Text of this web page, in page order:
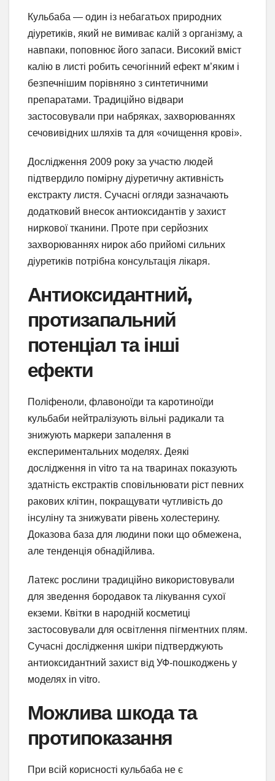
Кульбаба — один із небагатьох природних
діуретиків, який не вимиває калій з організму, а
навпаки, поповнює його запаси. Високий вміст
калію в листі робить сечогінний ефект м’яким і
безпечнішим порівняно з синтетичними
препаратами. Традиційно відвари
застосовували при набряках, захворюваннях
сечовивідних шляхів та для «очищення крові».
Дослідження 2009 року за участю людей
підтвердило помірну діуретичну активність
екстракту листя. Сучасні огляди зазначають
додатковий внесок антиоксидантів у захист
ниркової тканини. Проте при серйозних
захворюваннях нирок або прийомі сильних
діуретиків потрібна консультація лікаря.
Антиоксидантний,
протизапальний
потенціал та інші
ефекти
Поліфеноли, флавоноїди та каротиноїди
кульбаби нейтралізують вільні радикали та
знижують маркери запалення в
експериментальних моделях. Деякі
дослідження in vitro та на тваринах показують
здатність екстрактів сповільнювати ріст певних
ракових клітин, покращувати чутливість до
інсуліну та знижувати рівень холестерину.
Доказова база для людини поки що обмежена,
але тенденція обнадійлива.
Латекс рослини традиційно використовували
для зведення бородавок та лікування сухої
екземи. Квітки в народній косметиці
застосовували для освітлення пігментних плям.
Сучасні дослідження шкіри підтверджують
антиоксидантний захист від УФ-пошкоджень у
моделях in vitro.
Можлива шкода та
протипоказання
При всій корисності кульбаба не є